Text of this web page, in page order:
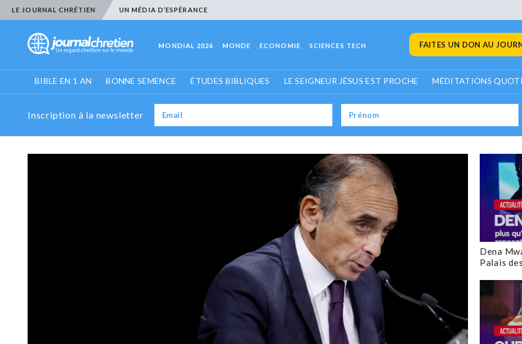
LE JOURNAL CHRÉTIEN UN MÉDIA D’ESPÉRANCE
MONDIAL 2026 MONDE ECONOMIE SCIENCES TECH FAITES UN DON AU
BIBLE EN 1 AN BONNE SEMENCE ÉTUDES BIBLIQUES LE SEIGNEUR JÉSUS EST PROCHE MÉDITATIONS
Inscription à la newsletter
Dena
Palais